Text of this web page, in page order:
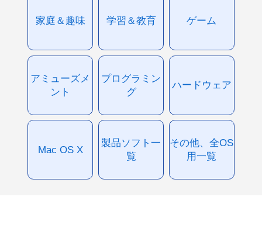
家庭＆趣味 学習＆教育 ゲーム
アミューズメ
ント
プログラミン
グ
ハードウェア
Mac OS X
製品ソフト一
覧
その他、全OS
用一覧